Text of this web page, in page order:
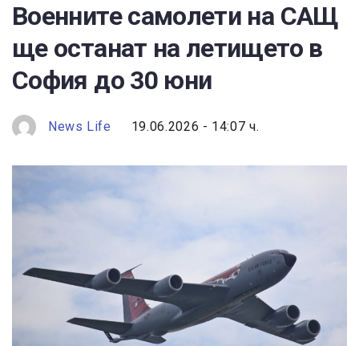
Военните самолети на САЩ
ще останат на летището в
София до 30 юни
News Life 19.06.2026 - 14:07 ч.